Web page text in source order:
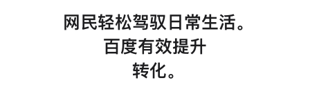
网民轻松驾驭日常生活。
百度有效提升
转化。